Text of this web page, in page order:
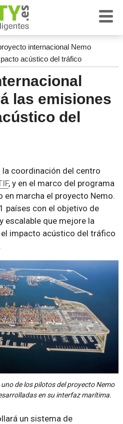
internacional Nemo
acústico del tráfico
las emisiones
del
la coordinación del centro
, y en el marco del programa
en marcha el proyecto Nemo.
países con el objetivo de
escalable que mejore la
impacto acústico del tráfico
de los pilotos del proyecto Nemo
en su interfaz marítima.
un sistema de